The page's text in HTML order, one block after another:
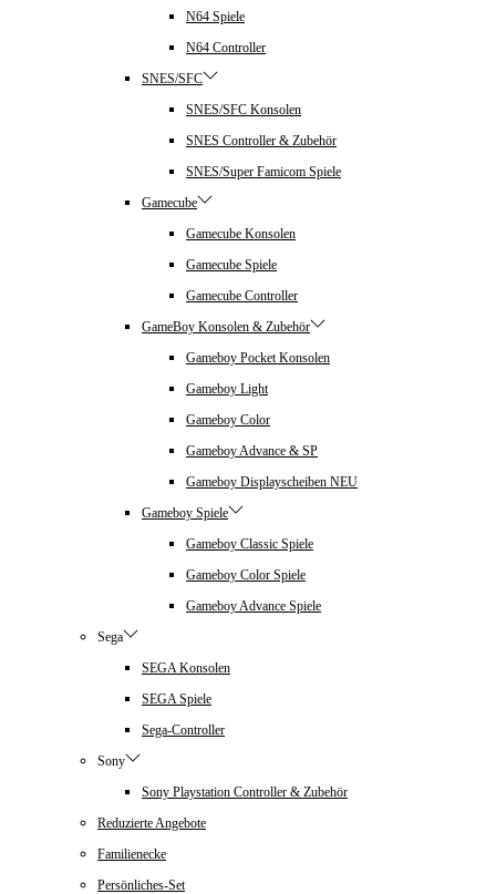
N64 Spiele
N64 Controller
SNES/SFC
SNES/SFC Konsolen
SNES Controller & Zubehör
SNES/Super Famicom Spiele
Gamecube
Gamecube Konsolen
Gamecube Spiele
Gamecube Controller
GameBoy Konsolen & Zubehör
Gameboy Pocket Konsolen
Gameboy Light
Gameboy Color
Gameboy Advance & SP
Gameboy Displayscheiben NEU
Gameboy Spiele
Gameboy Classic Spiele
Gameboy Color Spiele
Gameboy Advance Spiele
Sega
SEGA Konsolen
SEGA Spiele
Sega-Controller
Sony
Sony Playstation Controller & Zubehör
Reduzierte Angebote
Familienecke
Persönliches-Set